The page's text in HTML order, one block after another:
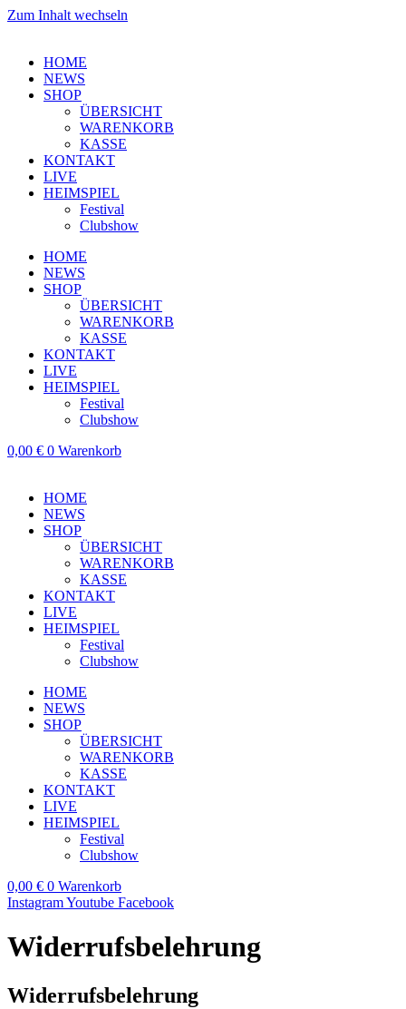
Zum Inhalt wechseln
HOME
NEWS
SHOP
ÜBERSICHT
WARENKORB
KASSE
KONTAKT
LIVE
HEIMSPIEL
Festival
Clubshow
HOME
NEWS
SHOP
ÜBERSICHT
WARENKORB
KASSE
KONTAKT
LIVE
HEIMSPIEL
Festival
Clubshow
0,00 € 0 Warenkorb
HOME
NEWS
SHOP
ÜBERSICHT
WARENKORB
KASSE
KONTAKT
LIVE
HEIMSPIEL
Festival
Clubshow
HOME
NEWS
SHOP
ÜBERSICHT
WARENKORB
KASSE
KONTAKT
LIVE
HEIMSPIEL
Festival
Clubshow
0,00 € 0 Warenkorb
InstagramYoutube Facebook
Widerrufsbelehrung
Widerrufsbelehrung